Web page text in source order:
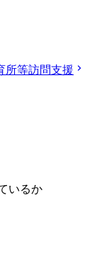
所等訪問支援
いるか